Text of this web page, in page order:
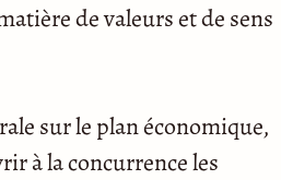
de valeurs et de sens
sur le plan économique,
à la concurrence les